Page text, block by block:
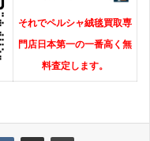
それでペルシャ絨毯買取専
門店日本第一の一番高く無
料査定します。